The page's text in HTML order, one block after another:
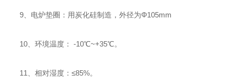
9、电炉垫圈：用炭化硅制造，外径为Φ105mm
10、环境温度： -10℃~+35℃。
11、相对湿度：≤85%。